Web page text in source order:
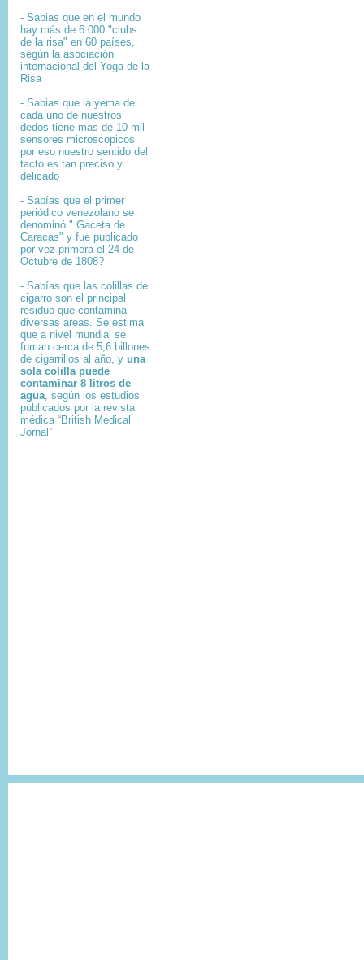
- Sabias que en el mundo
hay más de 6.000 "clubs
de la risa" en 60 países,
según la asociación
internacional del Yoga de la
Risa
- Sabias que la yema de
cada uno de nuestros
dedos tiene mas de 10 mil
sensores microscopicos
por eso nuestro sentido del
tacto es tan preciso y
delicado
- Sabías que el primer
periódico venezolano se
denominó " Gaceta de
Caracas" y fue publicado
por vez primera el 24 de
Octubre de 1808?
- Sabías que l as colillas de
cigarro son el principal
residuo que contamina
diversas áreas. Se estima
que a nivel mundial se
fuman cerca de 5,6 billones
de cigarrillos al año, y una
sola colilla puede
contaminar 8 litros de
agua, según los estudios
publicados por la revista
médica “British Medical
Jornal”